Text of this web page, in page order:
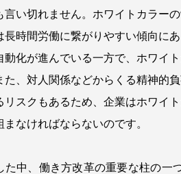
言い切れません。ホワイトカラー
長時間労働に繋がりやすい傾向に
動化が進んでいる一方で、ホワイ
た、対人関係などからくる精神的
リスクもあるため、企業はホワイ
まなければならないのです。
た中、働き方改革の重要な柱の一